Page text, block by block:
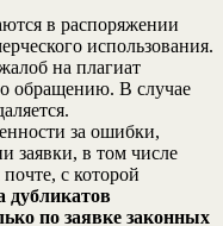
в распоряжении
использования.
на плагиат
обращению. В случае
за ошибки,
заявки, в том числе
с которой
дубликатов
по заявке законных